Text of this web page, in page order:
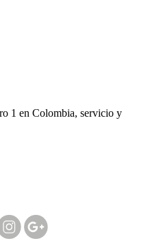
1 en Colombia, servicio y